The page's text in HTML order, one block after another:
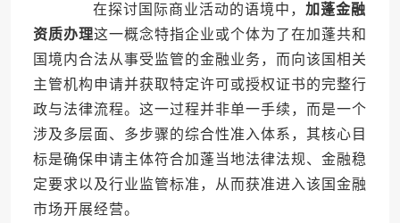
在探讨国际商业活动的语境中， 加蓬金融
资质办理这一概念特指企业或个体为了在加蓬共和
国境内合法从事受监管的金融业务，而向该国相关
主管机构申请并获取特定许可或授权证书的完整行
政与法律流程。这一过程并非单一手续，而是一个
涉及多层面、多步骤的综合性准入体系，其核心目
标是确保申请主体符合加蓬当地法律法规、金融稳
定要求以及行业监管标准，从而获准进入该国金融
市场开展经营。